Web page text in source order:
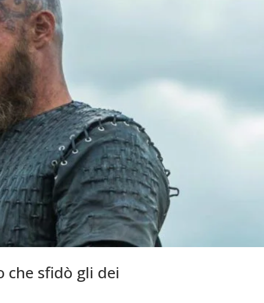
che sfidò gli dei